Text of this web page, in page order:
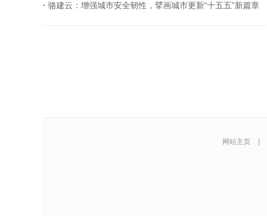
骆建云：增强城市安全韧性，擘画城市更新“十五五”新篇章
网站主页